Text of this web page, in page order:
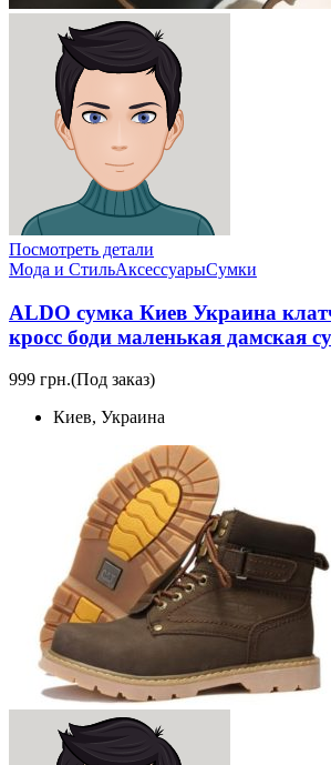
Посмотреть детали
Мода и СтильАксессуарыСумки
ALDO сумка Киев Украина
кросс боди маленькая дамская
999 грн.(Под заказ)
Киев, Украина